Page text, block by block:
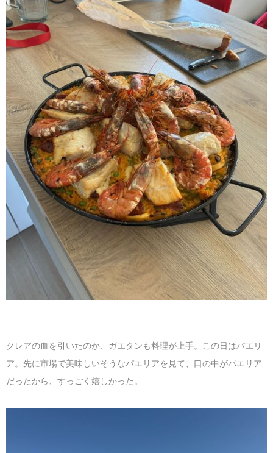
クレアの血を引いたのか、ガエタンも料理が上手。この日はパエリ
ア。先に市場で美味しいそうなパエリアを見て、口の中がパエリア
だったから、すっごく嬉しかった。